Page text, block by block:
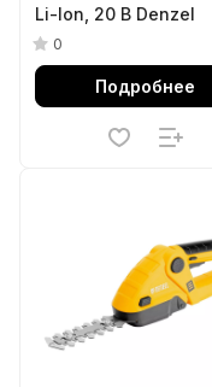
Li-Ion, 20 В Denzel
0
Подробнее